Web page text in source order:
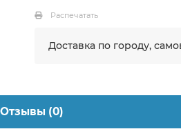
Распечатать
Доставка по городу,
Отзывы (0)